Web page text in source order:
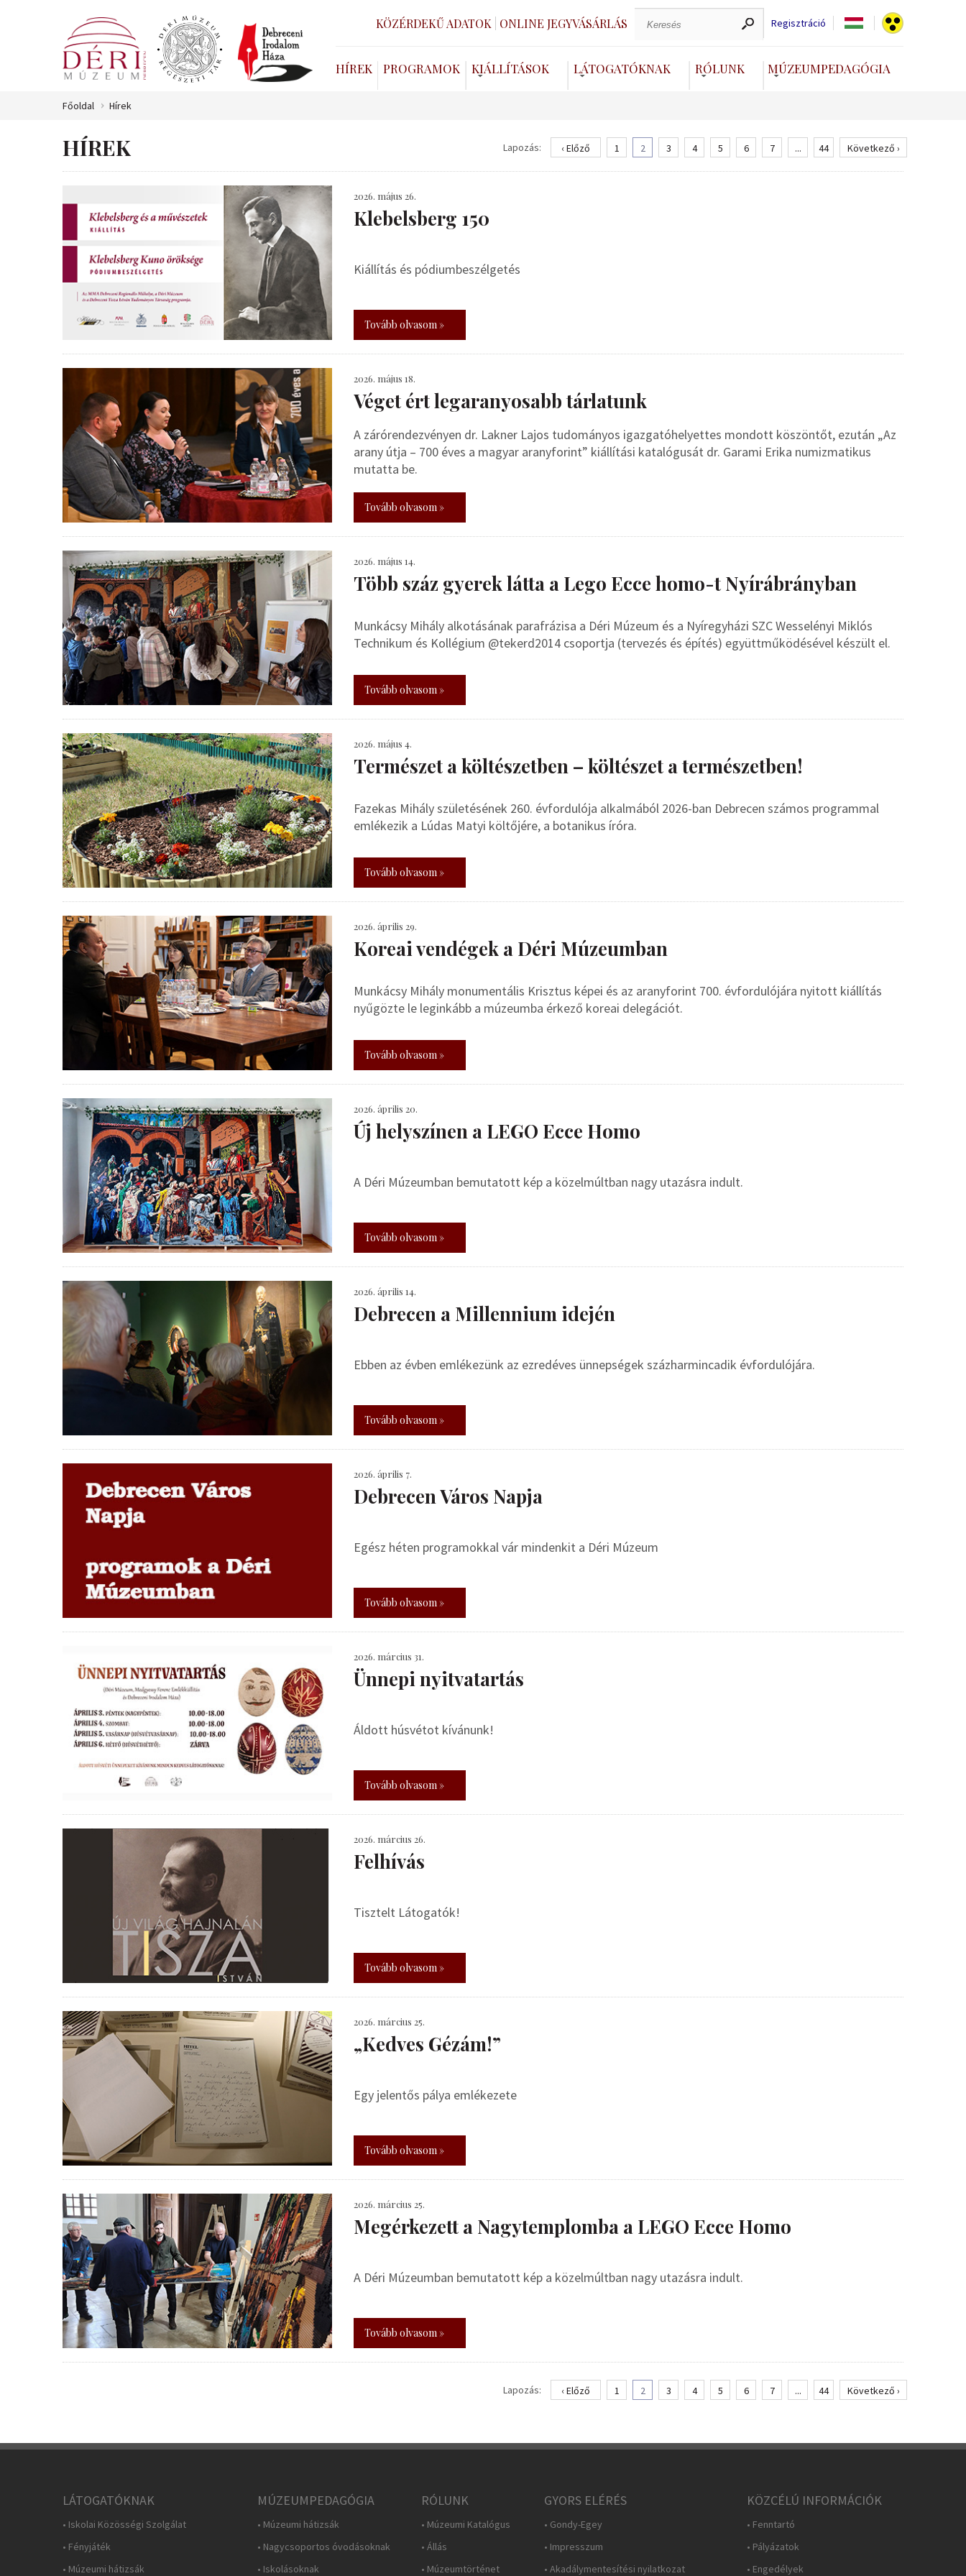
KÖZÉRDEKŰ ADATOK ONLINE JEGYVÁSÁRLÁS Regisztráció
HÍREK PROGRAMOK KIÁLLÍTÁSOK LÁTOGATÓKNAK RÓLUNK MÚZEUMPEDAGÓGIA
Főoldal Hírek
HÍREK Lapozás: ‹ Előző 1 2 3 4 5 6 7 ... 44 Következő ›
2026. május 26.
Klebelsberg 150
Kiállítás és pódiumbeszélgetés
Tovább olvasom »
2026. május 18.
Véget ért legaranyosabb tárlatunk
A zárórendezvényen dr. Lakner Lajos tudományos igazgatóhelyettes mondott köszöntőt, ezután „Az
arany útja – 700 éves a magyar aranyforint” kiállítási katalógusát dr. Garami Erika numizmatikus
mutatta be.
Tovább olvasom »
2026. május 14.
Több száz gyerek látta a Lego Ecce homo-t Nyírábrányban
Munkácsy Mihály alkotásának parafrázisa a Déri Múzeum és a Nyíregyházi SZC Wesselényi Miklós
Technikum és Kollégium @tekerd2014 csoportja (tervezés és építés) együttműködésével készült el.
Tovább olvasom »
2026. május 4.
Természet a költészetben – költészet a természetben!
Fazekas Mihály születésének 260. évfordulója alkalmából 2026-ban Debrecen számos programmal
emlékezik a Lúdas Matyi költőjére, a botanikus íróra.
Tovább olvasom »
2026. április 29.
Koreai vendégek a Déri Múzeumban
Munkácsy Mihály monumentális Krisztus képei és az aranyforint 700. évfordulójára nyitott kiállítás
nyűgözte le leginkább a múzeumba érkező koreai delegációt.
Tovább olvasom »
2026. április 20.
Új helyszínen a LEGO Ecce Homo
A Déri Múzeumban bemutatott kép a közelmúltban nagy utazásra indult.
Tovább olvasom »
2026. április 14.
Debrecen a Millennium idején
Ebben az évben emlékezünk az ezredéves ünnepségek százharmincadik évfordulójára.
Tovább olvasom »
2026. április 7.
Debrecen Város Napja
Egész héten programokkal vár mindenkit a Déri Múzeum
Tovább olvasom »
2026. március 31.
Ünnepi nyitvatartás
Áldott húsvétot kívánunk!
Tovább olvasom »
2026. március 26.
Felhívás
Tisztelt Látogatók!
Tovább olvasom »
2026. március 25.
„Kedves Gézám!”
Egy jelentős pálya emlékezete
Tovább olvasom »
2026. március 25.
Megérkezett a Nagytemplomba a LEGO Ecce Homo
A Déri Múzeumban bemutatott kép a közelmúltban nagy utazásra indult.
Tovább olvasom »
Lapozás: ‹ Előző 1 2 3 4 5 6 7 ... 44 Következő ›
LÁTOGATÓKNAK
• Iskolai Közösségi Szolgálat
• Fényjáték
• Múzeumi hátizsák
MÚZEUMPEDAGÓGIA
• Múzeumi hátizsák
• Nagycsoportos óvodásoknak
• Iskolásoknak
RÓLUNK
• Múzeumi Katalógus
• Állás
• Múzeumtörténet
GYORS ELÉRÉS
• Gondy-Egey
• Impresszum
• Akadálymentesítési nyilatkozat
KÖZCÉLÚ INFORMÁCIÓK
• Fenntartó
• Pályázatok
• Engedélyek